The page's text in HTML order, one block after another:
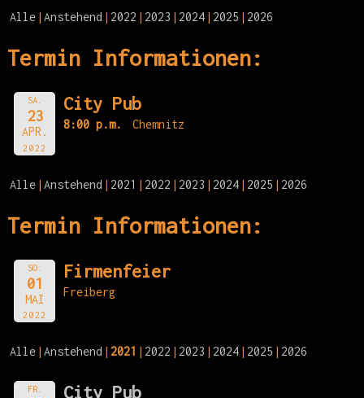
Alle Anstehend 2022 2023 2024 2025 2026
Termin Informationen:
SA.
23
APR.
2022
City Pub
8:00 p.m. Chemnitz
Alle Anstehend 2021 2022 2023 2024 2025 2026
Termin Informationen:
SO.
01
MAI
2022
Firmenfeier
Freiberg
Alle Anstehend 2021 2022 2023 2024 2025 2026
FR. City Pub